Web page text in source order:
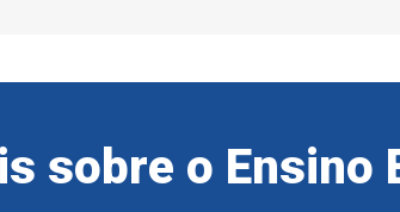
sobre o Ensino